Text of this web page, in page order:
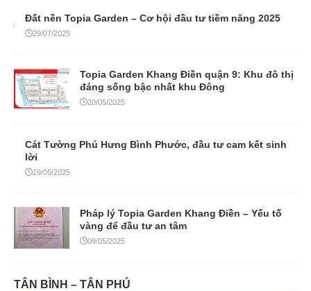
Đất nền Topia Garden – Cơ hội đầu tư tiềm năng 2025
29/07/2025
Topia Garden Khang Điền quận 9: Khu đô thị
đáng sống bậc nhất khu Đông
20/05/2025
Cát Tường Phú Hưng Bình Phước, đầu tư cam kết sinh
lời
19/05/2025
Pháp lý Topia Garden Khang Điền – Yếu tố
vàng để đầu tư an tâm
09/05/2025
TÂN BÌNH – TÂN PHÚ